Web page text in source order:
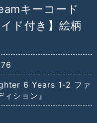
キーコード
ド付き】絵柄
6 Years 1-2 ファ
ション』